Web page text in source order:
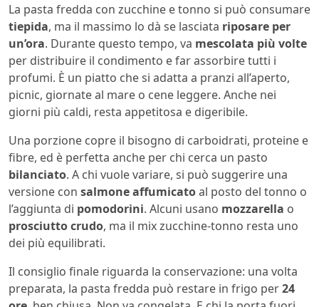
La pasta fredda con zucchine e tonno si può consumare
tiepida, ma il massimo lo dà se lasciata riposare per
un’ora. Durante questo tempo, va mescolata più volte
per distribuire il condimento e far assorbire tutti i
profumi. È un piatto che si adatta a pranzi all’aperto,
picnic, giornate al mare o cene leggere. Anche nei
giorni più caldi, resta appetitosa e digeribile.
Una porzione copre il bisogno di carboidrati, proteine e
fibre, ed è perfetta anche per chi cerca un pasto
bilanciato. A chi vuole variare, si può suggerire una
versione con salmone affumicatoal posto del tonno o
l’aggiunta di pomodorini. Alcuni usano mozzarella o
prosciutto crudo, ma il mix zucchine-tonno resta uno
dei più equilibrati.
Il consiglio finale riguarda la conservazione: una volta
preparata, la pasta fredda può restare in frigo per24